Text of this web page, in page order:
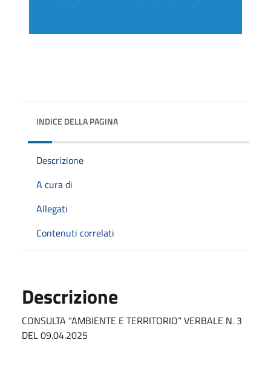
INDICE DELLA PAGINA
Descrizione
A cura di
Allegati
Contenuti correlati
Descrizione
CONSULTA “AMBIENTE E TERRITORIO” VERBALE N. 3
DEL 09.04.2025